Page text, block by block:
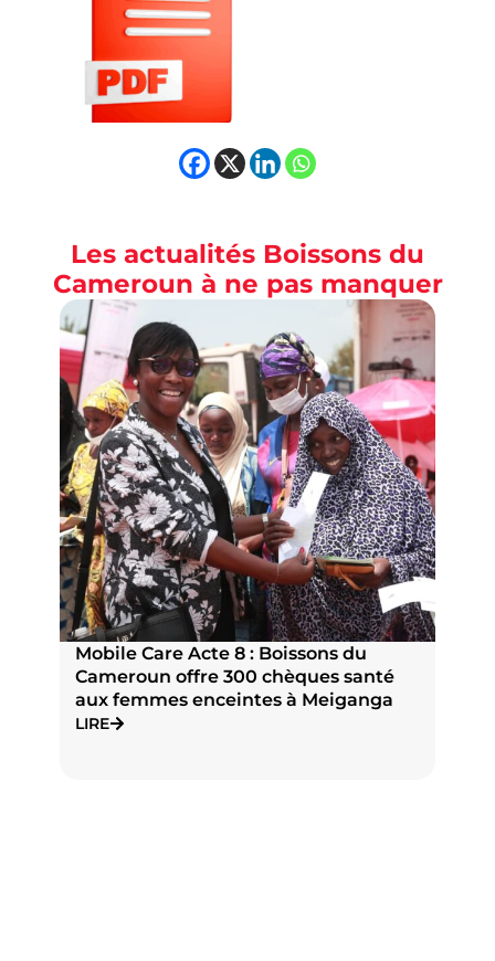
Les actualités Boissons du
Cameroun à ne pas manquer
Mobile Care Acte 8 : Boissons du
Cameroun offre 300 chèques santé
aux femmes enceintes à Meiganga
LIRE